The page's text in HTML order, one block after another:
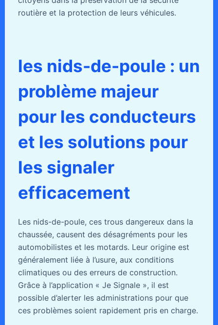
routière et la protection de leurs véhicules.
les nids-de-poule : un
problème majeur
pour les conducteurs
et les solutions pour
les signaler
efficacement
Les nids-de-poule, ces trous dangereux dans la
chaussée, causent des désagréments pour les
automobilistes et les motards. Leur origine est
généralement liée à l’usure, aux conditions
climatiques ou des erreurs de construction.
Grâce à l’application « Je Signale », il est
possible d’alerter les administrations pour que
ces problèmes soient rapidement pris en charge.